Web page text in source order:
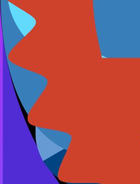
MVCC
并发控制
真正的多版本并发控制：读操作永不
Full Text Search
文本搜索
无需额外外部服务即可实现文档索引
搭配其他服务使用
同一个面板、同一套基础设施、同一